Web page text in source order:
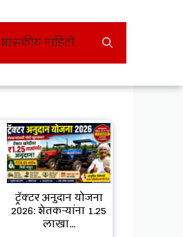
शासकीय माहिती
ट्रॅक्टर अनुदान योजना
2026: शेतकऱ्यांना ₹1.25
लाखा...